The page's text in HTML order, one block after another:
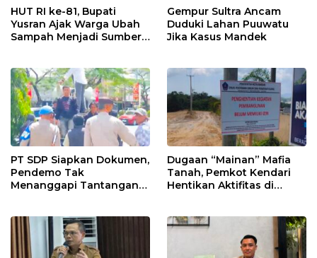
HUT RI ke-81, Bupati
Yusran Ajak Warga Ubah
Sampah Menjadi Sumber
Gempur Sultra Ancam
Duduki Lahan Puuwatu
Jika Kasus Mandek
PT SDP Siapkan Dokumen,
Pendemo Tak
Menanggapi Tantangan
Dugaan “Mainan” Mafia
Tanah, Pemkot Kendari
Hentikan Aktifitas di